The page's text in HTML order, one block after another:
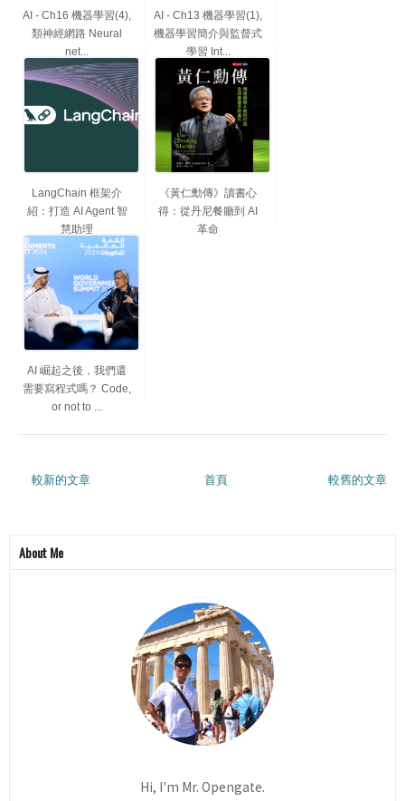
AI - Ch16 機器學習(4),
類神經網路 Neural
net...
AI - Ch13 機器學習(1),
機器學習簡介與監督式
學習 Int...
LangChain 框架介
紹：打造 AI Agent 智
慧助理
《黃仁勳傳》讀書心
得：從丹尼餐廳到 AI
革命
AI 崛起之後，我們還
需要寫程式嗎？ Code,
or not to ...
較新的文章 較舊的文章
首頁
About Me
Hi, I'm Mr. Opengate.